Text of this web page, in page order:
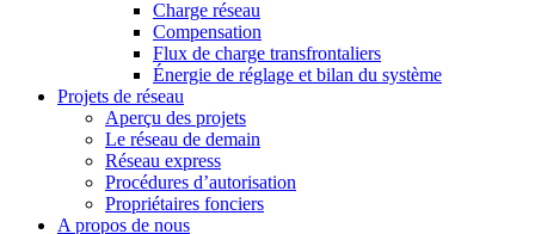
Charge réseau
Compensation
Flux de charge transfrontaliers
Énergie de réglage et bilan du système
Projets de réseau
Aperçu des projets
Le réseau de demain
Réseau express
Procédures d’autorisation
Propriétaires fonciers
A propos de nous